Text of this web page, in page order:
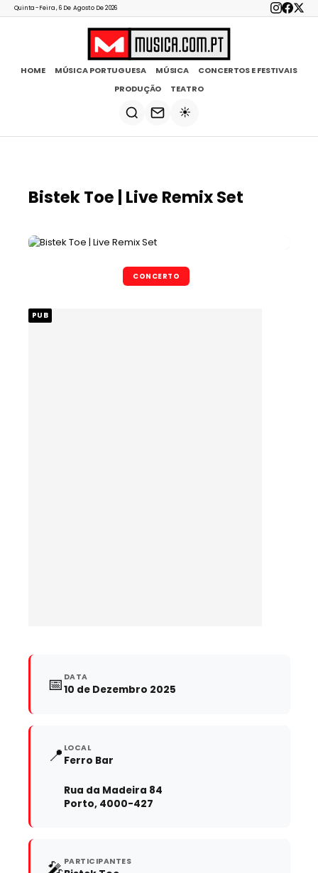
Quinta-Feira, 6 De Agosto De 2026
HOME MÚSICA PORTUGUESA MÚSICA
CONCERTOS E FESTIVAIS
PRODUÇÃO
TEATRO
☀️
Bistek Toe | Live Remix Set
CONCERTO
PUB
📅 DATA
10 de Dezembro 2025
📍 LOCAL
Ferro Bar
Rua da Madeira 84
Porto, 4000-427
PARTICIPANTES